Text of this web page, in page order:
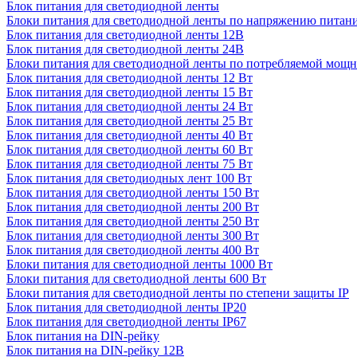
Блок питания для светодиодной ленты
Блоки питания для светодиодной ленты по напряжению
Блок питания для светодиодной ленты 12В
Блок питания для светодиодной ленты 24В
Блоки питания для светодиодной ленты по потребляемой
Блок питания для светодиодной ленты 12 Вт
Блок питания для светодиодной ленты 15 Вт
Блок питания для светодиодной ленты 24 Вт
Блок питания для светодиодной ленты 25 Вт
Блок питания для светодиодной ленты 40 Вт
Блок питания для светодиодной ленты 60 Вт
Блок питания для светодиодной ленты 75 Вт
Блок питания для светодиодных лент 100 Вт
Блок питания для светодиодной ленты 150 Вт
Блок питания для светодиодной ленты 200 Вт
Блок питания для светодиодной ленты 250 Вт
Блок питания для светодиодной ленты 300 Вт
Блок питания для светодиодной ленты 400 Вт
Блоки питания для светодиодной ленты 1000 Вт
Блоки питания для светодиодной ленты 600 Вт
Блоки питания для светодиодной ленты по степени защиты IP
Блок питания для светодиодной ленты IP20
Блок питания для светодиодной ленты IP67
Блок питания на DIN-рейку
Блок питания на DIN-рейку 12В